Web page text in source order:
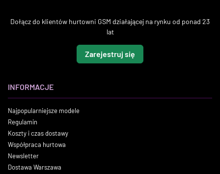
Dołącz do klientów hurtowni GSM działającej na rynku od ponad 23
lat
Zarejestruj się
INFORMACJE
Najpopularniejsze modele
Regulamin
Koszty i czas dostawy
Współpraca hurtowa
Newsletter
Dostawa Warszawa